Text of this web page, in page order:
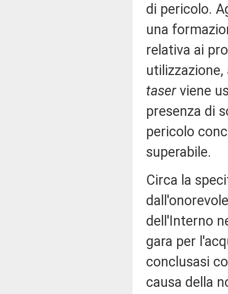
di pericolo.
una
relativa ai
utilizzazione,
taserviene
presenza di
pericolo
superabile.
Circa la
dell'Interno
gara per
conclusasi
causa della